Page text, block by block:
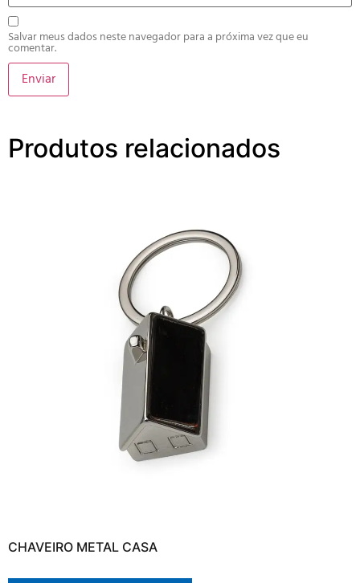
Salvar meus dados neste navegador para a próxima vez que eu
comentar.
Produtos relacionados
CHAVEIRO METAL CASA